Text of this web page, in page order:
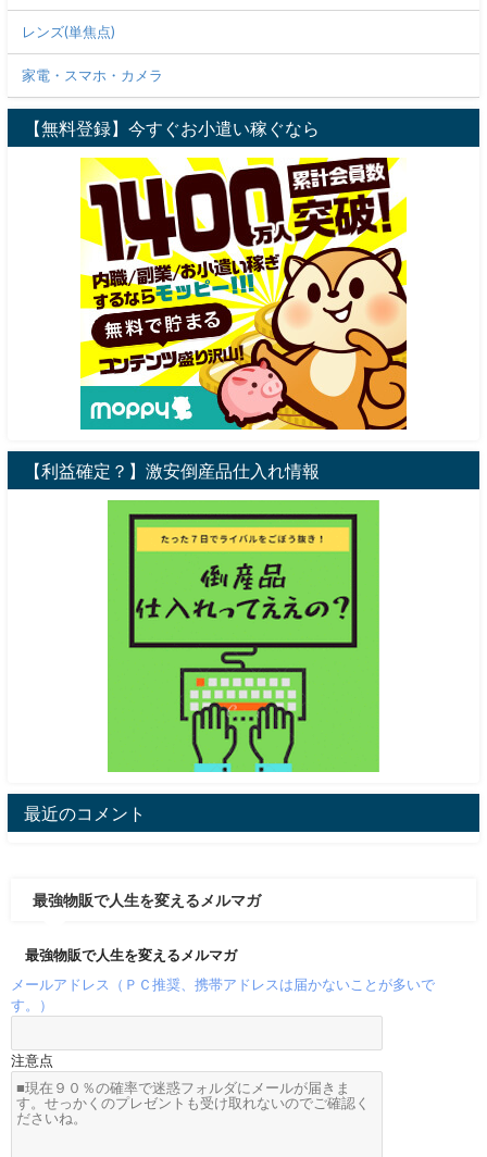
レンズ(単焦点)
家電・スマホ・カメラ
【無料登録】今すぐお小遣い稼ぐなら
【利益確定？】激安倒産品仕入れ情報
最近のコメント
最強物販で人生を変えるメルマガ
最強物販で人生を変えるメルマガ
メールアドレス（ＰＣ推奨、携帯アドレスは届かないことが多いで
す。）
注意点